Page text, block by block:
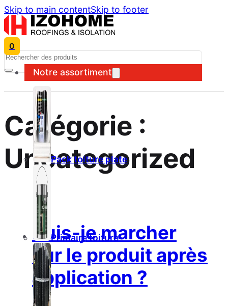
Skip to main contentSkip to footer
0
Notre assortiment
Pack toiture plate
Primaire toiture
Search
Catégorie :
Uncategorized
Puis-je marcher
sur le produit après
application ?